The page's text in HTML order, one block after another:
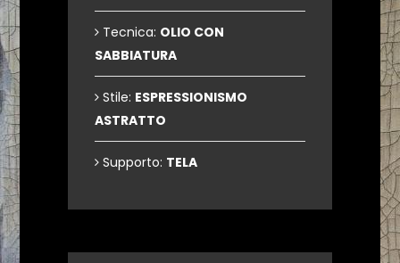
Tecnica: OLIO CON
SABBIATURA
Stile: ESPRESSIONISMO
ASTRATTO
Supporto: TELA